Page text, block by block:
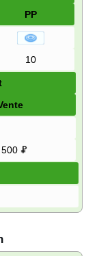
PP
10
500